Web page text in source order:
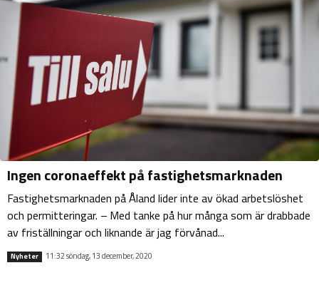
Ingen coronaeffekt på fastighetsmarknaden
Fastighetsmarknaden på Åland lider inte av ökad arbetslöshet
och permitteringar. – Med tanke på hur många som är drabbade
av friställningar och liknande är jag förvånad...
Nyheter 11:32 söndag, 13 december, 2020